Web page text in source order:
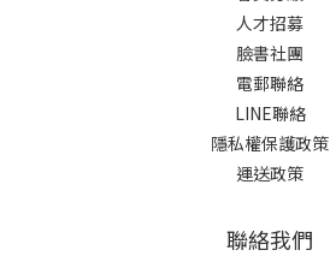
人才招募
臉書社團
電郵聯絡
LINE聯絡
隱私權保護政策
運送政策
聯絡我們